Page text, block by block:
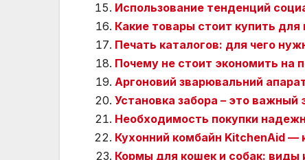
Использование тенденций
Какие товары стоит купить
Печать каталогов: для чего
Почему не стоит экономить на
Аргоновий зварювальний
Установка забора – это важный
Необходимость покупки
Кухонний комбайн KitchenAid —
Кормы для кошек и собак: виды